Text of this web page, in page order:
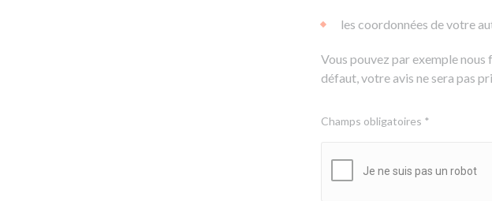
les coordonnées de votre
Vous pouvez par exemple
défaut, votre avis ne sera pas
Champs obligatoires *